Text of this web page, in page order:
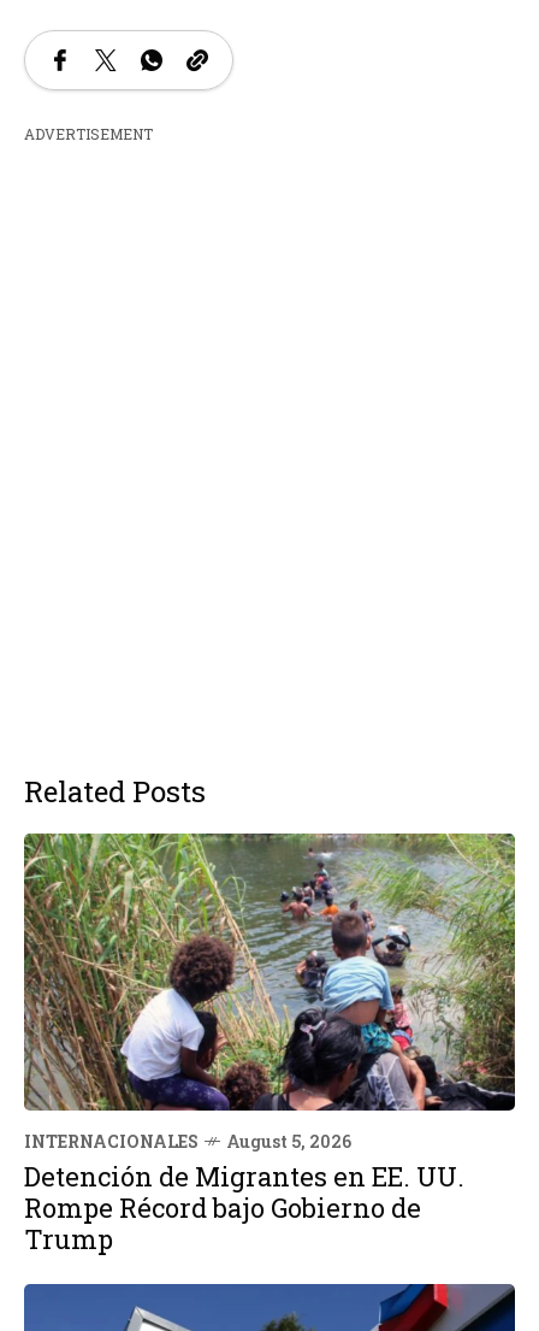
ADVERTISEMENT
Related Posts
INTERNACIONALES August 5, 2026
Detención de Migrantes en EE. UU.
Rompe Récord bajo Gobierno de
Trump